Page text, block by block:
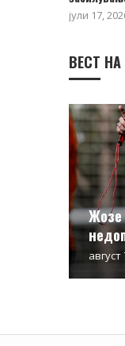
јули 17,
ВЕСТ
Жозе
август